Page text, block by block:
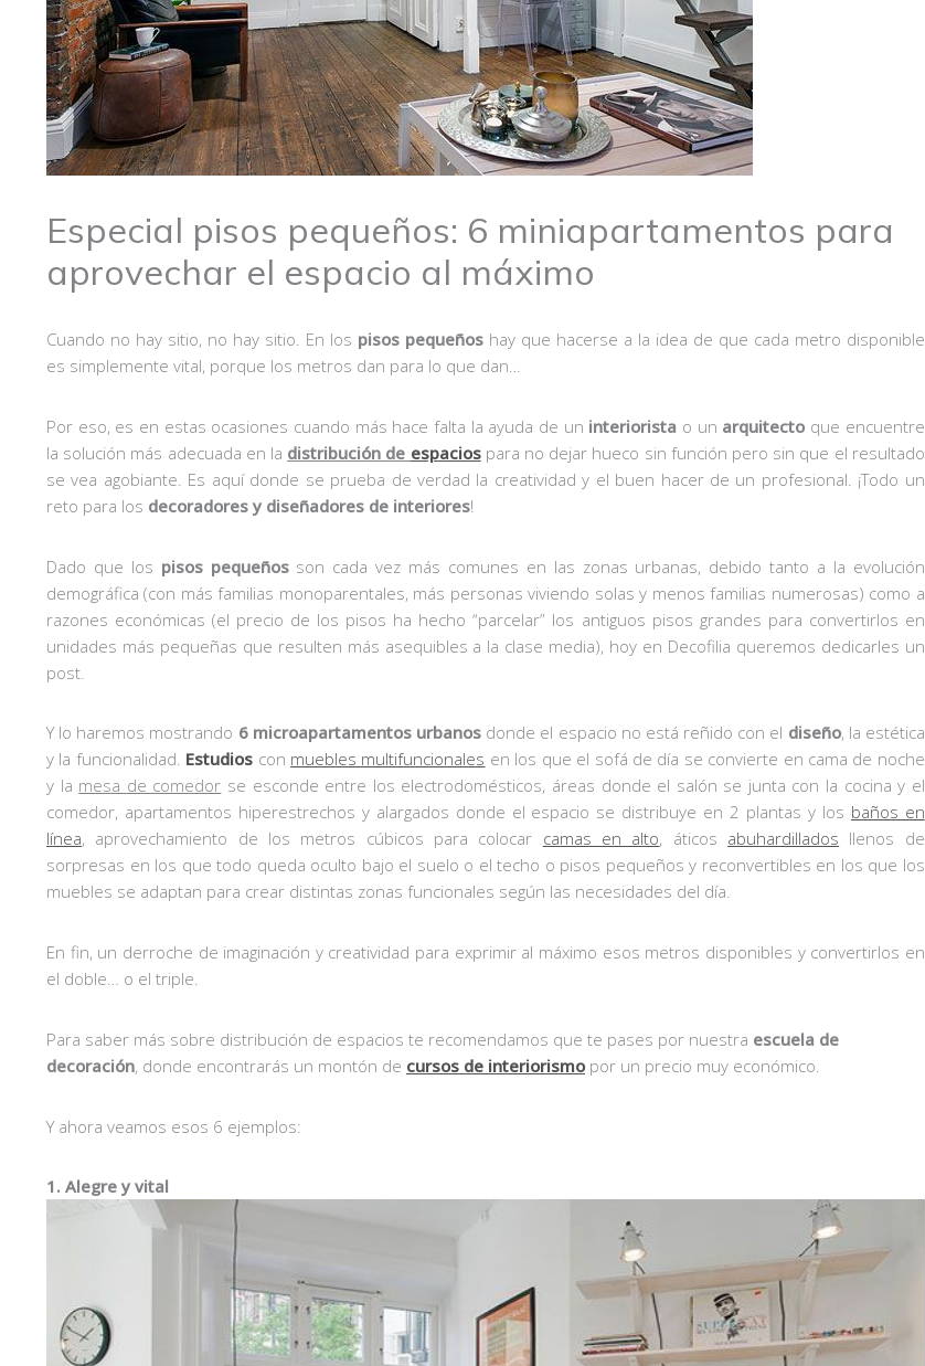
Especial pisos pequeños: 6 miniapartamentos para
aprovechar el espacio al máximo
Cuando no hay sitio, no hay sitio. En los pisos pequeñoshay que hacerse a la idea de que cada metro disponible
es simplemente vital, porque los metros dan para lo que dan…
Por eso, es en estas ocasiones cuando más hace falta la ayuda de un interiorista o un arquitecto que encuentre
la solución más adecuada en la distribución de espaciospara no dejar hueco sin función pero sin que el resultado
se vea agobiante. Es aquí donde se prueba de verdad la creatividad y el buen hacer de un profesional. ¡Todo un
reto para los decoradores y diseñadores de interiores!
Dado que los pisos pequeñosson cada vez más comunes en las zonas urbanas, debido tanto a la evolución
demográfica (con más familias monoparentales, más personas viviendo solas y menos familias numerosas) como a
razones económicas (el precio de los pisos ha hecho “parcelar” los antiguos pisos grandes para convertirlos en
unidades más pequeñas que resulten más asequibles a la clase media), hoy en Decofilia queremos dedicarles un
post.
Y lo haremos mostrando 6 microapartamentos urbanos donde el espacio no está reñido con el diseño, la estética
y la funcionalidad. Estudios con muebles multifuncionales en los que el sofá de día se convierte en cama de noche
y la mesa de comedor se esconde entre los electrodomésticos, áreas donde el salón se junta con la cocina y el
comedor, apartamentos hiperestrechos y alargados donde el espacio se distribuye en 2 plantas y los baños en
línea, aprovechamiento de los metros cúbicos para colocar camas en alto, áticos abuhardillados llenos de
sorpresas en los que todo queda oculto bajo el suelo o el techo o pisos pequeños y reconvertibles en los que los
muebles se adaptan para crear distintas zonas funcionales según las necesidades del día.
En fin, un derroche de imaginación y creatividad para exprimir al máximo esos metros disponibles y convertirlos en
el doble… o el triple.
Para saber más sobre distribución de espacios te recomendamos que te pases por nuestra escuela de
decoración, donde encontrarás un montón de cursos de interiorismo por un precio muy económico.
Y ahora veamos esos 6 ejemplos:
1. Alegre y vital